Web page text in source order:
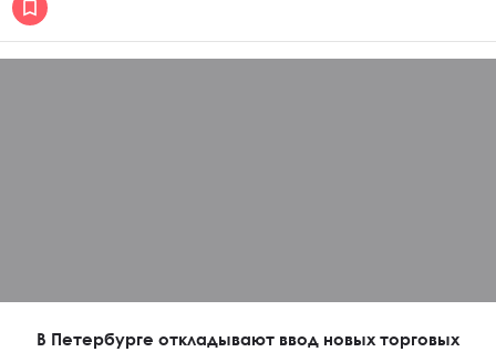
В Петербурге откладывают ввод новых торговых